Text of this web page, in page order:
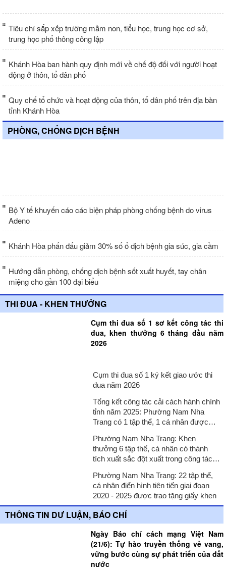
Tiêu chí sắp xếp trường mầm non, tiểu học, trung học cơ sở,
trung học phổ thông công lập
Khánh Hòa ban hành quy định mới về chế độ đối với người hoạt
động ở thôn, tổ dân phố
Quy chế tổ chức và hoạt động của thôn, tổ dân phố trên địa bàn
tỉnh Khánh Hòa
PHÒNG, CHỐNG DỊCH BỆNH
Bộ Y tế khuyến cáo các biện pháp phòng chống bệnh do virus
Adeno
Khánh Hòa phấn đấu giảm 30% số ổ dịch bệnh gia súc, gia cầm
Hướng dẫn phòng, chống dịch bệnh sốt xuất huyết, tay chân
miệng cho gần 100 đại biểu
THI ĐUA - KHEN THƯỞNG
Cụm thi đua số 1 sơ kết công tác thi
đua, khen thưởng 6 tháng đầu năm
2026
Cụm thi đua số 1 ký kết giao ước thi
đua năm 2026
Tổng kết công tác cải cách hành chính
tỉnh năm 2025: Phường Nam Nha
Trang có 1 tập thể, 1 cá nhân được
Phường Nam Nha Trang: Khen
thưởng 6 tập thể, cá nhân có thành
tích xuất sắc đột xuất trong công tác
Phường Nam Nha Trang: 22 tập thể,
cá nhân điển hình tiên tiến giai đoạn
2020 - 2025 được trao tặng giấy khen
THÔNG TIN DƯ LUẬN, BÁO CHÍ
Ngày Báo chí cách mạng Việt Nam
(21/6): Tự hào truyền thống vẻ vang,
vững bước cùng sự phát triển của đất
nước